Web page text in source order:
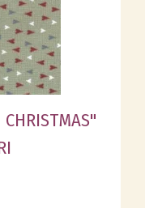
CHRISTMAS"